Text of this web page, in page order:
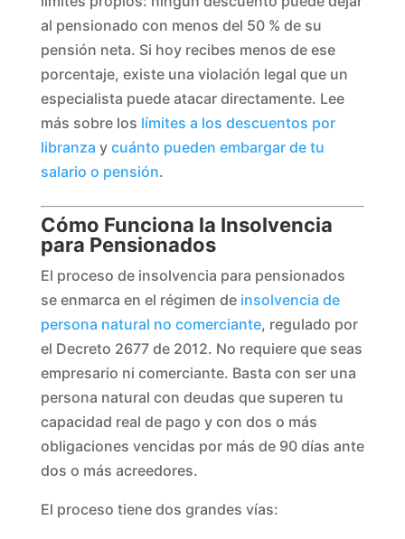
al pensionado con menos del 50 % de su
pensión neta. Si hoy recibes menos de ese
porcentaje, existe una violación legal que un
especialista puede atacar directamente. Lee
más sobre los límites a los descuentos por
libranza y cuánto pueden embargar de tu
salario o pensión.
Cómo Funciona la Insolvencia
para Pensionados
El proceso de insolvencia para pensionados
se enmarca en el régimen de insolvencia de
persona natural no comerciante, regulado por
el Decreto 2677 de 2012. No requiere que seas
empresario ni comerciante. Basta con ser una
persona natural con deudas que superen tu
capacidad real de pago y con dos o más
obligaciones vencidas por más de 90 días ante
dos o más acreedores.
El proceso tiene dos grandes vías: